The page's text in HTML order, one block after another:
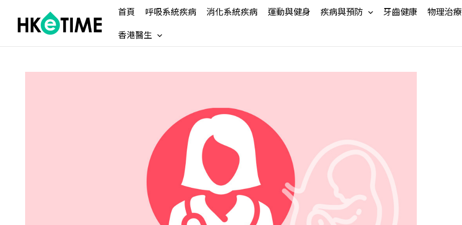
content
首頁 呼吸系統疾病 消化系統疾病 運動與健身 疾病與預防 牙齒健康 物理治療
香港醫生